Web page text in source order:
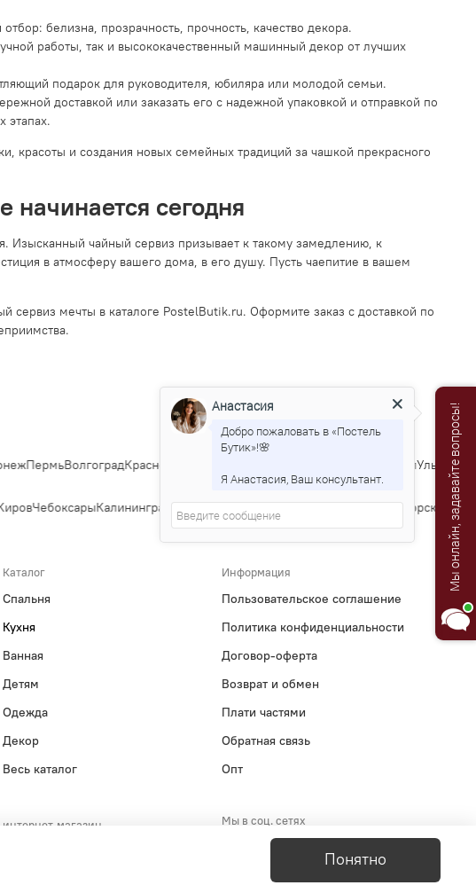
белизна, прозрачность, прочность, качество декора.
работы, так и высококачественный машинный декор от лучших
подарок для руководителя, юбиляра или молодой семьи.
доставкой или заказать его с надежной упаковкой и отправкой по
этапах.
красоты и создания новых семейных традиций за чашкой прекрасного
начинается сегодня
Изысканный чайный сервиз призывает к такому замедлению, к
в атмосферу вашего дома, в его душу. Пусть чаепитие в вашем
сервиз мечты в каталоге PostelButik.ru. Оформите заказ с доставкой по
ПермьВолгоградКраснодар Ульяновск
ЧебоксарыКалининград ТулаКурскСтавропольСочиТверьМагнитогорск
Каталог
Спальня
Кухня
Ванная
Детям
Одежда
Декор
Весь каталог
Информация
Пользовательское соглашение
Политика конфиденциальности
Договор-оферта
Возврат и обмен
Плати частями
Обратная связь
Опт
интернет-магазин Мы в соц. сетях
Понятно
Мы онлайн, задавайте вопросы!
Анастасия
Добро пожаловать в «Постель
Бутик»!🌸
Я Анастасия, Ваш консультант.